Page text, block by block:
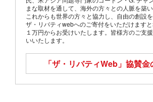
まな取材を通して、海外の方々との人脈を築い
これからも世界の方々と協力し、自由の創設を
ザ・リバティwebへのご寄付をいただけます
１万円からお受けいたします。皆様方のご支
いいたします。
「ザ・リバティWeb」 協賛金